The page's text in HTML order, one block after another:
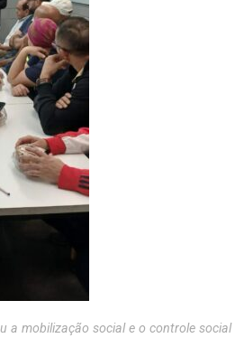
a mobilização social e o controle social